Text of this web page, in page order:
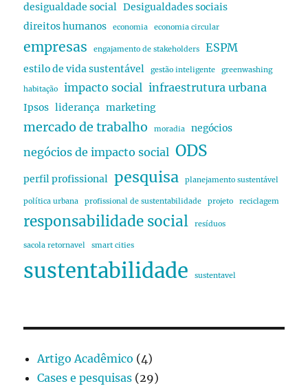
desigualdade social Desigualdades sociais
direitos humanos
economia economia circular
empresas engajamento de stakeholders ESPM
estilo de vida sustentável gestão inteligente greenwashing
habitação impacto social infraestrutura urbana
Ipsos liderança marketing
mercado de trabalho moradia negócios
negócios de impacto social ODS
perfil profissional pesquisa planejamento sustentável
política urbana profissional de sustentabilidade projeto reciclagem
responsabilidade social resíduos
sacola retornavel smart cities
sustentabilidade sustentavel
Artigo Acadêmico (4)
Cases e pesquisas (29)